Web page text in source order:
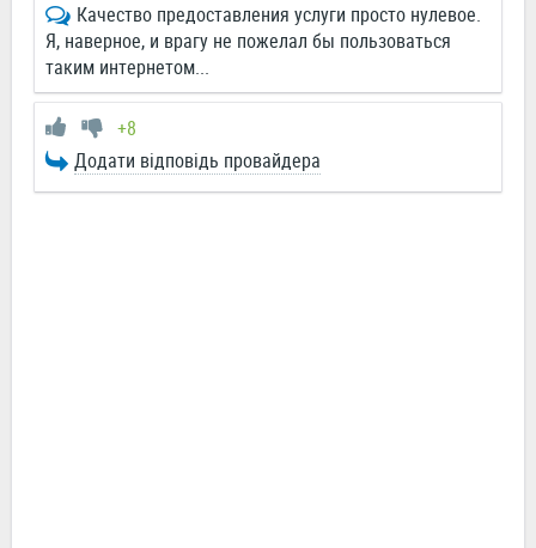
Качество предоставления услуги просто нулевое.
Я, наверное, и врагу не пожелал бы пользоваться
таким интернетом...
+8
Додати відповідь провайдера